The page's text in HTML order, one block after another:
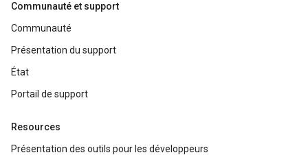
Communauté et support
Communauté
Présentation du support
État
Portail de support
Resources
Présentation des outils pour les développeurs